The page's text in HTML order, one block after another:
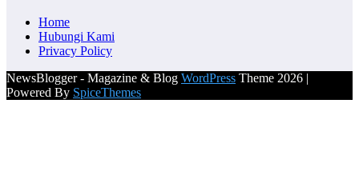
Home
Hubungi Kami
Privacy Policy
NewsBlogger - Magazine & Blog WordPress Theme 2026 |
Powered By SpiceThemes